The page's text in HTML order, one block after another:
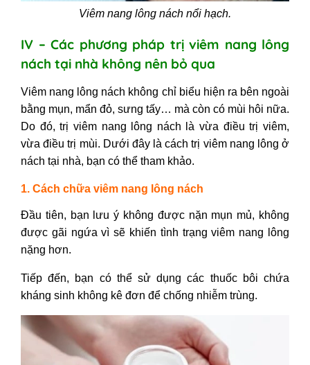
Viêm nang lông nách nổi hạch.
IV – Các phương pháp trị viêm nang lông
nách tại nhà không nên bỏ qua
Viêm nang lông nách không chỉ biểu hiện ra bên ngoài
bằng mụn, mẩn đỏ, sưng tấy… mà còn có mùi hôi nữa.
Do đó,trị viêm nang lông nách
là vừa điều trị viêm,
vừa điều trị mùi. Dưới đây làcách trị viêm nang lông ở
nách tại nhà, bạn có thể tham khảo.
1. Cách chữa viêm nang lông nách
Đầu tiên, bạn lưu ý không được nặn mụn mủ, không
được gãi ngứa vì sẽ khiến tình trạng viêm nang lông
nặng hơn.
Tiếp đến, bạn có thể sử dụng các thuốc bôi chứa
kháng sinh không kê đơn để chống nhiễm trùng.